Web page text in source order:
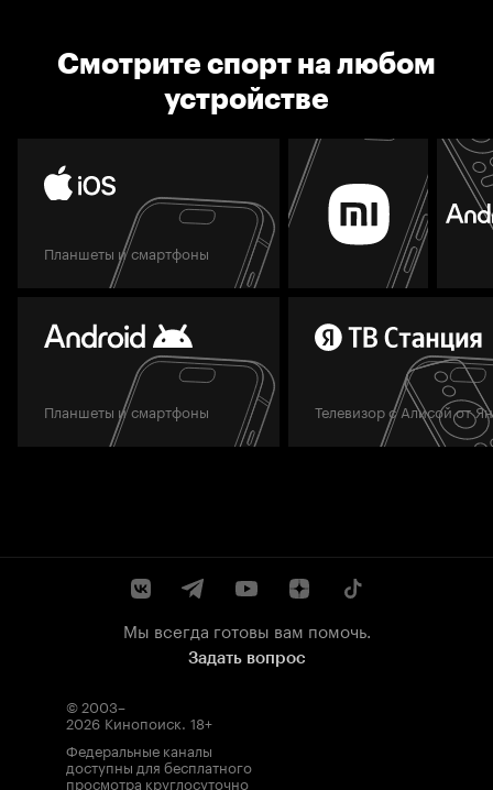
Смотрите спорт на любом
устройстве
Планшеты и смартфоны
Планшеты и смартфоны Телевизор с Алисой от
Мы всегда готовы вам помочь.
Задать вопрос
© 2003–
2026 Кинопоиск. 18+
Федеральные каналы
доступны для бесплатного
просмотра круглосуточно